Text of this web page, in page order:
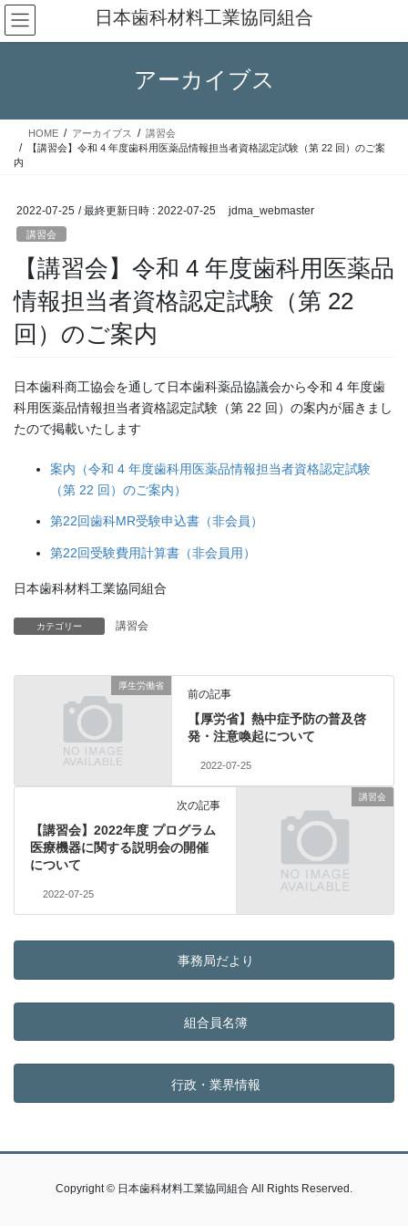
コ
ン
テ
ス
ナ
ビ
ゲ
ン
日本歯科材料工業協同組合
アーカイブス
HOME アーカイブス
講習会
【講習会】令和 4 年度歯科用医薬品情報担当者資格認定試験（第 22 回）のご案
内
2022-07-25 / 最終更新日時 : 2022-07-25 jdma_webmaster
講習会
【講習会】令和 4 年度歯科用医薬品
情報担当者資格認定試験（第 22
回）のご案内
日本歯科商工協会を通して日本歯科薬品協議会から令和 4 年度歯
科用医薬品情報担当者資格認定試験（第 22 回）の案内が届きまし
たので掲載いたします
案内（令和 4 年度歯科用医薬品情報担当者資格認定試験
（第 22 回）のご案内）
第22回歯科MR受験申込書（非会員）
第22回受験費用計算書（非会員用）
日本歯科材料工業協同組合
カテゴリー 講習会
厚生労働省
前の記事
【厚労省】熱中症予防の普及啓
発・注意喚起について
2022-07-25
講習会
次の記事
【講習会】2022年度 プログラム
医療機器に関する説明会の開催
について
2022-07-25
事務局だより
組合員名簿
行政・業界情報
Copyright © 日本歯科材料工業協同組合 All Rights Reserved.